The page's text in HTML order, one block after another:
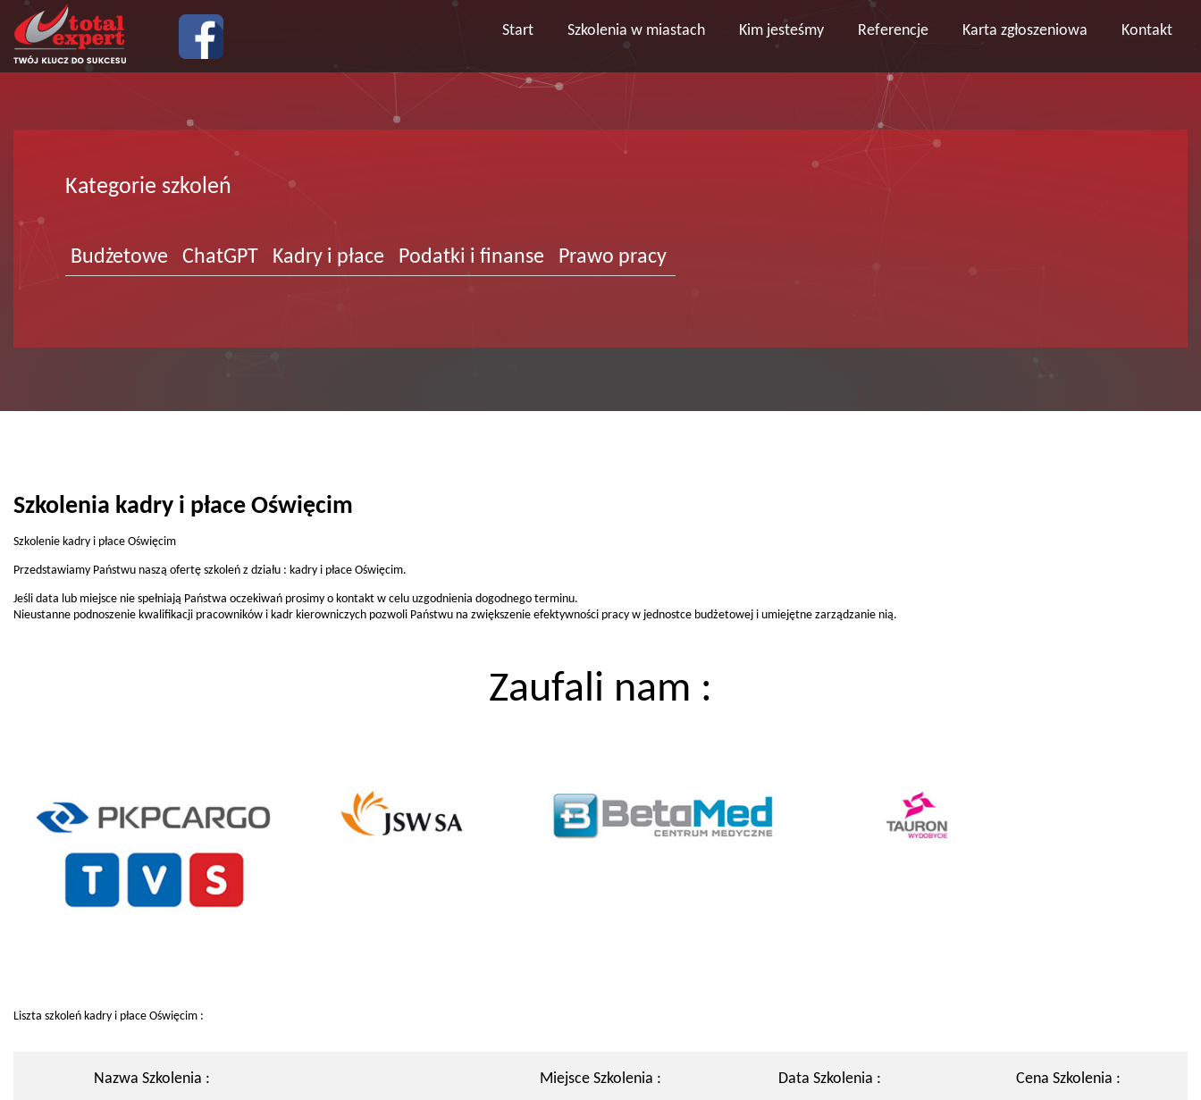
Start Szkolenia w miastach Kim jesteśmy Referencje Karta zgłoszeniowa Kontakt
Kategorie szkoleń
Budżetowe ChatGPT Kadry i płace Podatki i finanse Prawo pracy
Szkolenia kadry i płace Oświęcim
Szkolenie kadry i płace Oświęcim
Przedstawiamy Państwu naszą ofertę szkoleń z działu : kadry i płace Oświęcim.
Jeśli data lub miejsce nie spełniają Państwa oczekiwań prosimy o kontakt w celu uzgodnienia dogodnego terminu.
Nieustanne podnoszenie kwalifikacji pracowników i kadr kierowniczych pozwoli Państwu na zwiększenie efektywności pracy w jednostce budżetowej i umiejętne zarządzanie nią.
Zaufali nam :
Liszta szkoleń kadry i płace Oświęcim :
Nazwa Szkolenia : Miejsce Szkolenia : Data Szkolenia : Cena Szkolenia :